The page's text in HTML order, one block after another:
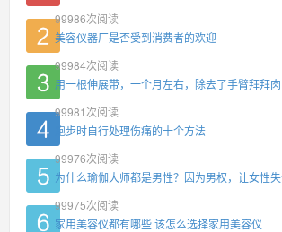
99986次阅读
美容仪器厂是否受到消费者的欢迎
99984次阅读
用一根伸展带，一个月左右，除去了手臂拜拜
99981 次阅读
跑步时自行处理伤痛的十个方法
99976次阅读
为什么瑜伽大师都是男性？因为男权，让女性
99975次阅读
家用美容仪都有哪些 该怎么选择家用美容仪